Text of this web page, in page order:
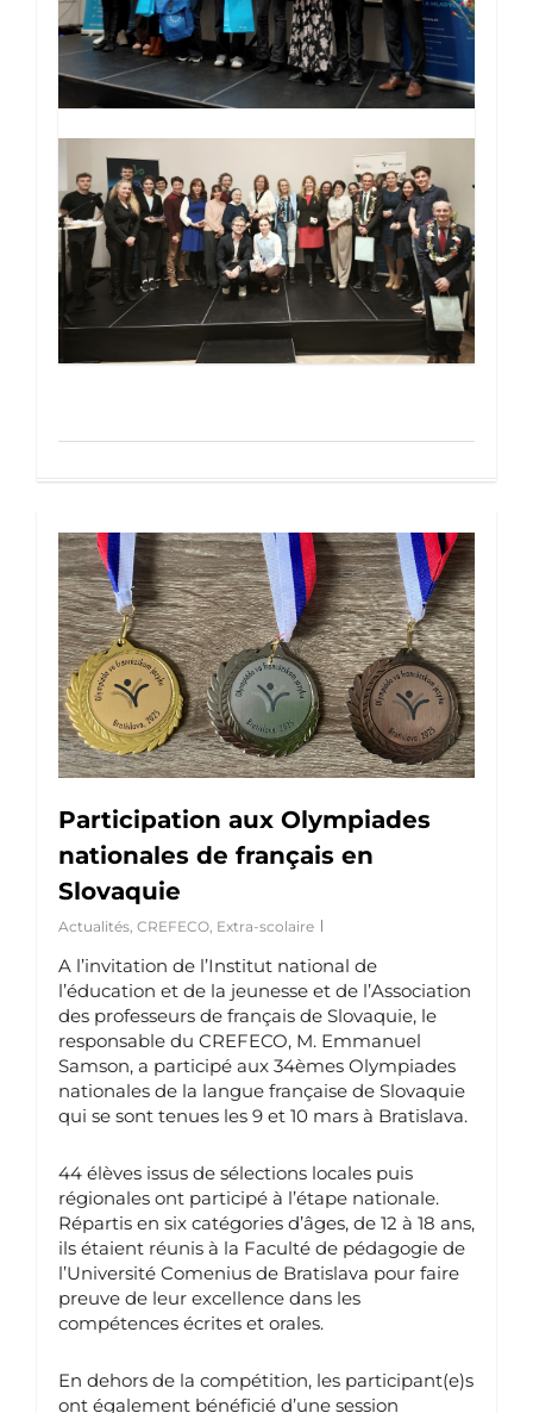
Participation aux Olympiades
nationales de français en
Slovaquie
Actualités CREFECO Extra-scolaire
A l’invitation de l’Institut national de
l’éducation et de la jeunesse et de l’Association
des professeurs de français de Slovaquie, le
responsable du CREFECO, M. Emmanuel
Samson, a participé aux 34èmes Olympiades
nationales de la langue française de Slovaquie
qui se sont tenues les 9 et 10 mars à Bratislava.
44 élèves issus de sélections locales puis
régionales ont participé à l’étape nationale.
Répartis en six catégories d’âges, de 12 à 18 ans,
ils étaient réunis à la Faculté de pédagogie de
l’Université Comenius de Bratislava pour faire
preuve de leur excellence dans les
compétences écrites et orales.
En dehors de la compétition, les participant(e)s
ont également bénéficié d’une session